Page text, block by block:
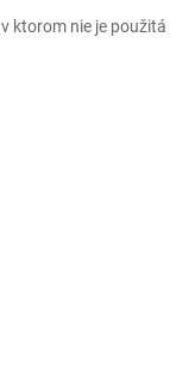
ktorom nie je použitá